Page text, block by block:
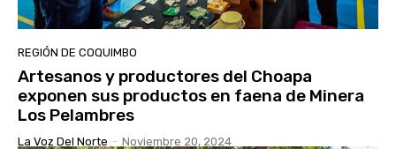
REGIÓN DE COQUIMBO
Artesanos y productores del Choapa
exponen sus productos en faena de Minera
Los Pelambres
La Voz Del Norte - Noviembre 20, 2024